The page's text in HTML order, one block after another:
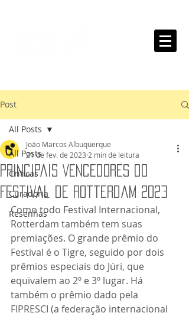
Post
All Posts
Críticas
Curadoria
Resenhas
All Posts
Principais Vencedores do
Festival de Rotterdam 2023
João Marcos Albuquerque
21 de fev. de 2023 2 min de leitura
Como todo Festival Internacional,
Rotterdam também tem suas
premiações. O grande prêmio do
Festival é o Tigre, seguido por dois
prêmios especiais do Júri, que
equivalem ao 2º e 3º lugar. Há
também o prêmio dado pela
FIPRESCI (a federação internacional